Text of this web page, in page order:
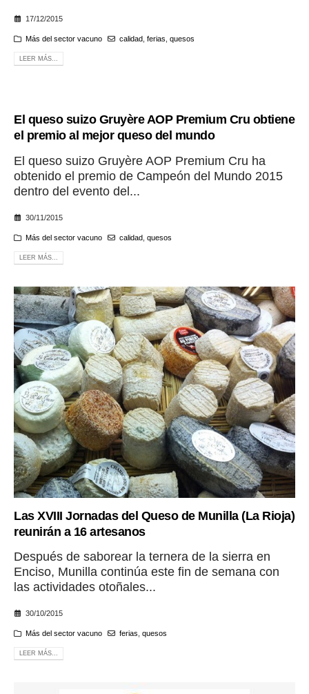
17/12/2015
Más del sector vacuno calidad, ferias quesos
LEER MÁS...
El queso suizo Gruyère AOP Premium Cru obtiene
el premio al mejor queso del mundo
El queso suizo Gruyère AOP Premium Cru ha
obtenido el premio de Campeón del Mundo 2015
dentro del evento del...
30/11/2015
Más del sector vacuno calidad quesos
LEER MÁS...
Las XVIII Jornadas del Queso de Munilla (La Rioja)
reunirán a 16 artesanos
Después de saborear la ternera de la sierra en
Enciso, Munilla continúa este fin de semana con
las actividades otoñales...
30/10/2015
Más del sector vacuno ferias, quesos
LEER MÁS...